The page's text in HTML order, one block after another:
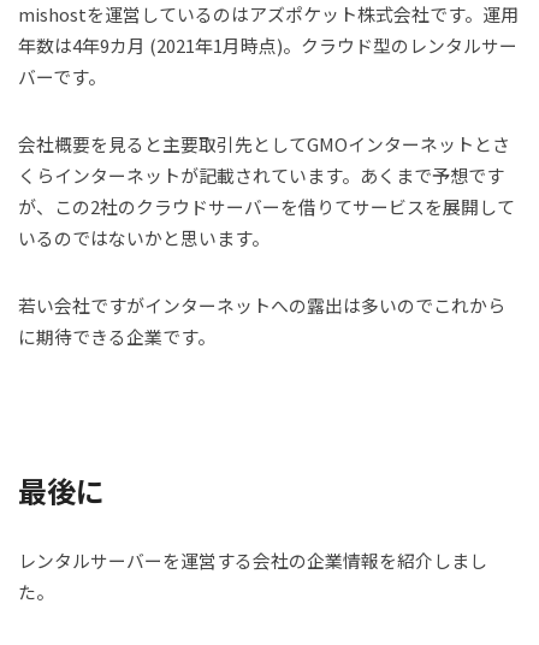
mishostを運営しているのはアズポケット株式会社です。運用
年数は4年9カ月 (2021年1月時点)。クラウド型のレンタルサー
バーです。
会社概要を見ると主要取引先としてGMOインターネットとさ
くらインターネットが記載されています。あくまで予想です
が、この2社のクラウドサーバーを借りてサービスを展開して
いるのではないかと思います。
若い会社ですがインターネットへの露出は多いのでこれから
に期待できる企業です。
最後に
レンタルサーバーを運営する会社の企業情報を紹介しまし
た。